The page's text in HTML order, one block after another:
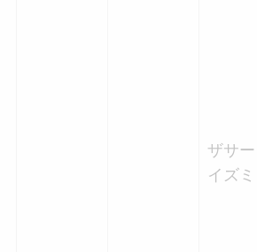
ザサ
イズミ